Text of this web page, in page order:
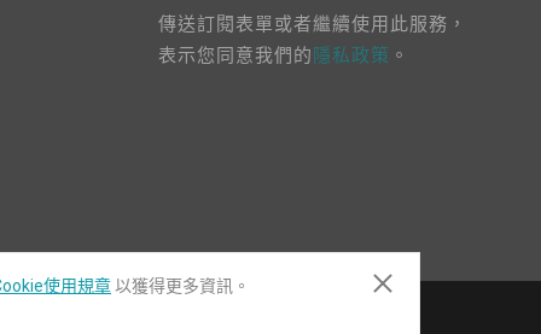
傳送訂閱表單或者繼續使用此服務，
表示您同意我們的 隱私政策 。
使用規章以獲得更多資訊。